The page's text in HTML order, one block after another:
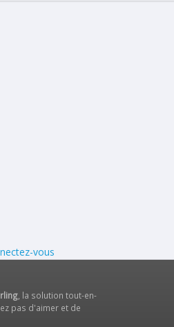
vous
, la solution tout-en-
pas d'aimer et de